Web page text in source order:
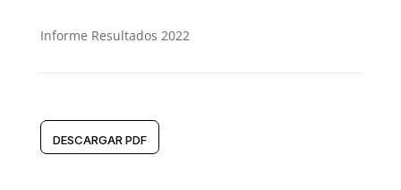
Informe Resultados 2022
DESCARGAR PDF